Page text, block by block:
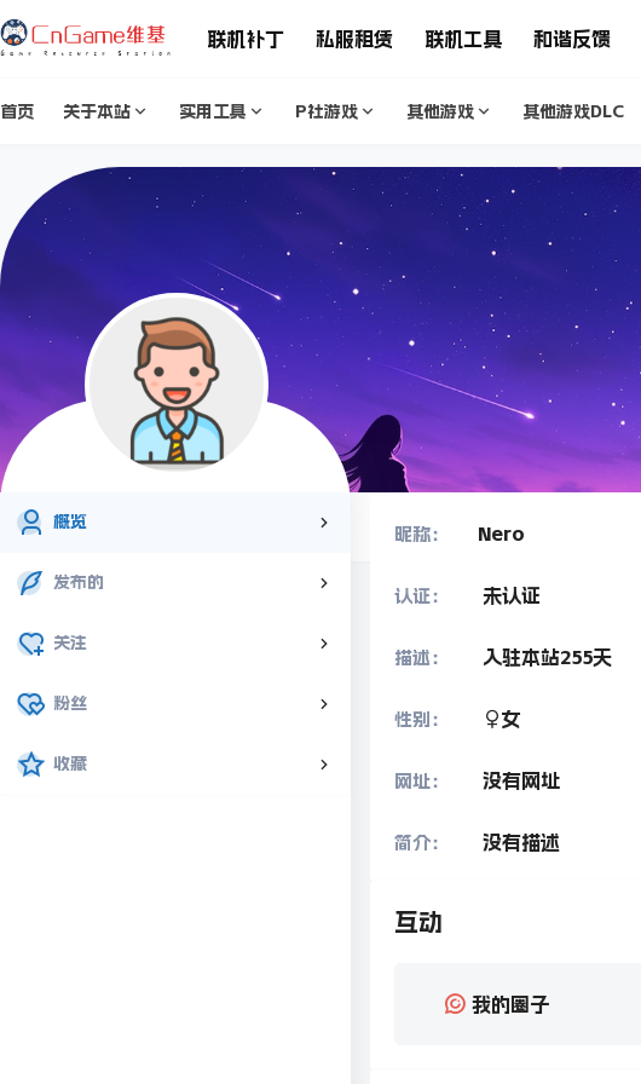
联机补丁 私服租赁 联机工具 和谐反馈
首页 关于本站 实用工具 P社游戏 其他游戏 其他游戏DLC
概览
发布的
关注
粉丝
收藏
昵称： Nero
认证： 未认证
描述： 入驻本站255天
性别： 女
网址： 没有网址
简介： 没有描述
互动
我的圈子